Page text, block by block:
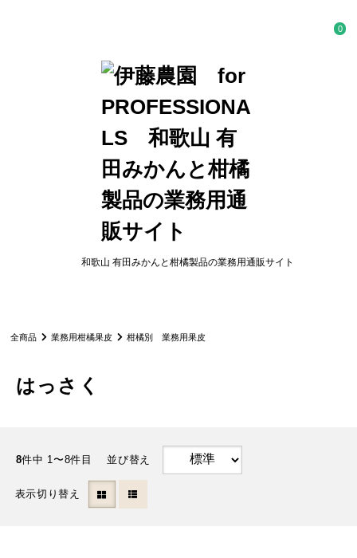
和歌山 有田みかんと柑橘製品の業務用通販サイト
0
全商品 業務用柑橘果皮 柑橘別 業務用果皮
はっさく
8件中 1〜8件目 並び替え
表示切り替え